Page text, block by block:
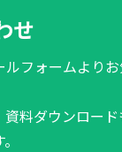
せ
ルフォームより
資料ダウンロー